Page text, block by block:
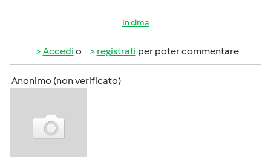
In cima
Accedi o registrati per poter commentare
Anonimo (non verificato)